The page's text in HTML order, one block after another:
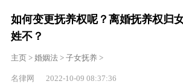
如何变更抚养权呢？离婚抚养权归
姓不？
主页> 婚姻法> 子女抚养>
名律网 2022-10-09 08:37:36